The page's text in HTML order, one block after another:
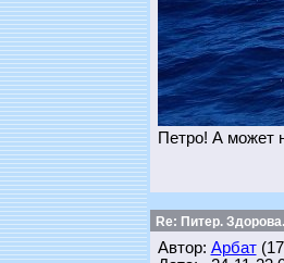
Петро! А может
Re: Питер.
Автор: Арбат